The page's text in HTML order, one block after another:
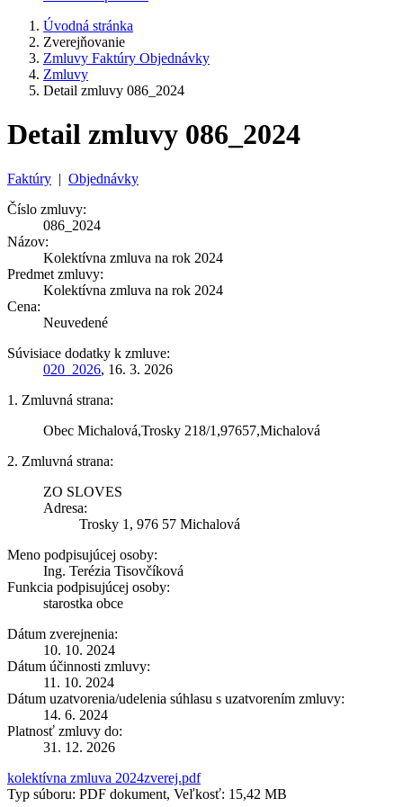
Úvodná stránka
Zverejňovanie
Zmluvy Faktúry Objednávky
Zmluvy
Detail zmluvy 086_2024
Detail zmluvy 086_2024
Faktúry | Objednávky
Číslo zmluvy:
086_2024
Názov:
Kolektívna zmluva na rok 2024
Predmet zmluvy:
Kolektívna zmluva na rok 2024
Cena:
Neuvedené
Súvisiace dodatky k zmluve:
020_2026, 16. 3. 2026
1. Zmluvná strana:
Obec Michalová,Trosky 218/1,97657,Michalová
2. Zmluvná strana:
ZO SLOVES
Adresa:
Trosky 1, 976 57 Michalová
Meno podpisujúcej osoby:
Ing. Terézia Tisovčíková
Funkcia podpisujúcej osoby:
starostka obce
Dátum zverejnenia:
10. 10. 2024
Dátum účinnosti zmluvy:
11. 10. 2024
Dátum uzatvorenia/udelenia súhlasu s uzatvorením zmluvy:
14. 6. 2024
Platnosť zmluvy do:
31. 12. 2026
kolektívna zmluva 2024zverej.pdf
Typ súboru: PDF dokument, Veľkosť: 15,42 MB